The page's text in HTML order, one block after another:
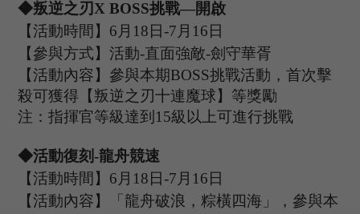
◆叛逆之刃X BOSS挑戰—開啟
【活動時間】 6 月 18日-7 月 16日
【參與方式】 活動-直面強敵-劍守華胥
【活動內容】參與本期BOSS挑戰活動，首次擊
殺可獲得【叛逆之刃十連魔球】等獎勵
注：指揮官等級達到 15級以上可進行挑戰
◆活動復刻-龍舟競速
【活動時間】 6 月 18日-7 月 16日
【活動內容】
「龍舟破浪，粽橫四海 」 ，參與本